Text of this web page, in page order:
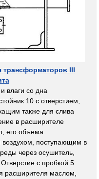
трансформаторов III
влаги со дна
10 с отверстием,
также для слива
в расширителе
его объема
поступающим в
через осушитель,
с пробкой 5
расширителя маслом,